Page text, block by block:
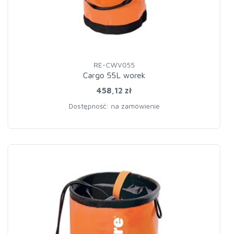
RE-CWV055
Cargo 55L worek
458,12 zł
Dostępność: na zamówienie